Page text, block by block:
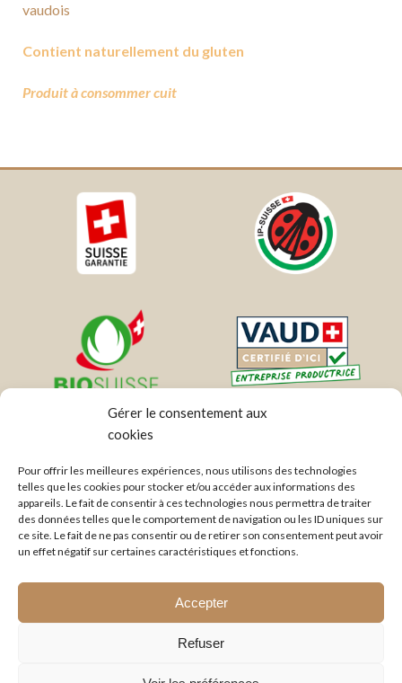
Gérer le consentement aux
cookies
Pour offrir les meilleures expériences, nous utilisons des technologies
telles que les cookies pour stocker et/ou accéder aux informations des
appareils. Le fait de consentir à ces technologies nous permettra de traiter
des données telles que le comportement de navigation ou les ID uniques sur
ce site. Le fait de ne pas consentir ou de retirer son consentement peut avoir
un effet négatif sur certaines caractéristiques et fonctions.
Accepter
Refuser
vaudois
Contient naturellement du gluten
Produit à consommer cuit
Moulin de La Vaux S.A
Route du Moulin de la Vaux 70
1170 Aubonne
021 808 54 73
info@moulindelavaux.ch
Du lundi au Vendredi
De 7h30 à 12h00 et 13h00 à 17h30